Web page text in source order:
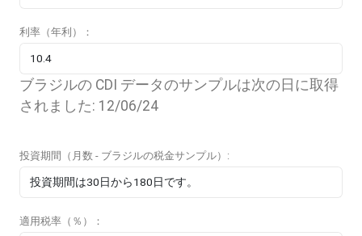
利率（年利）：
ブラジルの CDI データのサンプルは次の日に取得
されました: 12/06/24
投資期間（月数 - ブラジルの税金サンプル）:
適用税率（％）：